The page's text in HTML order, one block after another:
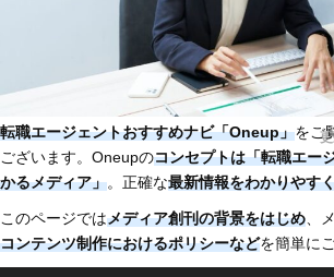
転職エージェントおすすめナビ「Oneup」をご
ございます。Oneupのコンセプトは「転職エー
かるメディア」。正確な最新情報をわかりやす
このページではメディア創刊の背景をはじめ 、
コンテンツ制作におけるポリシーなどを簡単に